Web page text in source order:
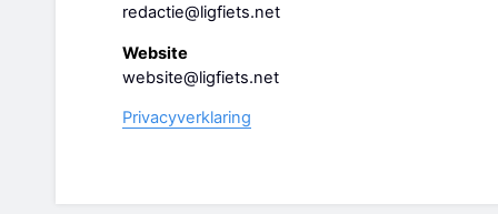
redactie@ligfiets.net
Website
website@ligfiets.net
Privacyverklaring